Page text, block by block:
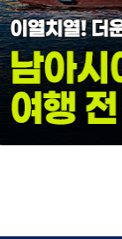
내 증상을 말해요
대처- 그림 상징
행동요령과 온열
수 있도록 제작한
2026-08-04